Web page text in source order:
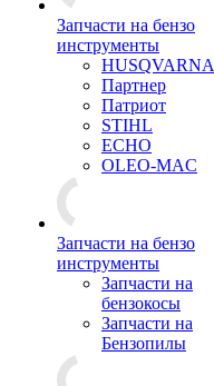
Запчасти на бензо
инструменты
HUSQVARNA
Партнер
Патриот
STIHL
ECHO
OLEO-MAC
Запчасти на бензо
инструменты
Запчасти на
бензокосы
Запчасти на
Бензопилы